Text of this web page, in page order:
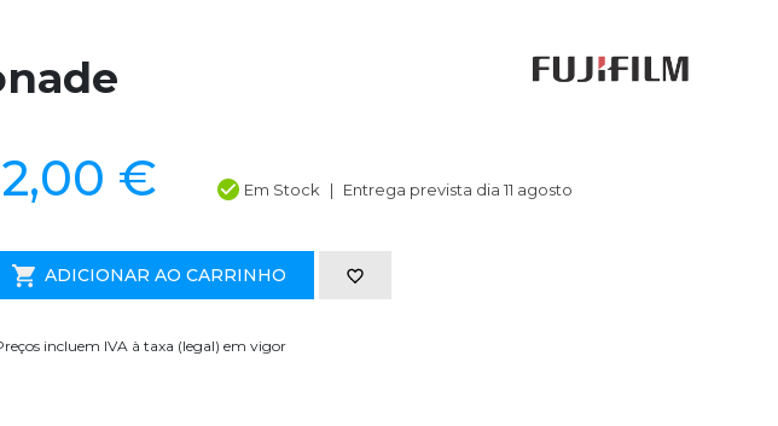
€ Em Stock Entrega prevista dia 11 agosto
ADICIONAR AO CARRINHO
incluem IVA à taxa (legal) em vigor